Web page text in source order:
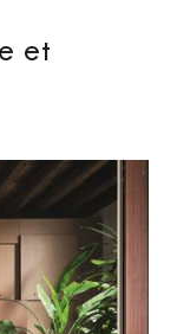
et